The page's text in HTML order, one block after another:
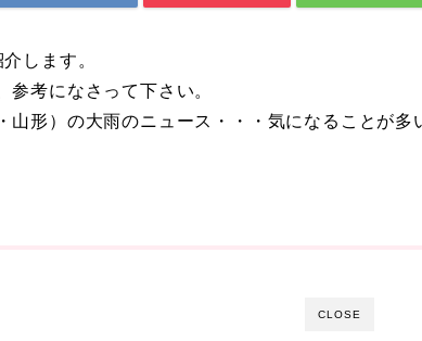
します。
考になさって下さい。
山形）の大雨のニュース・・・気になることが多
CLOSE